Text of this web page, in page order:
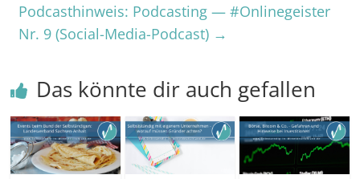
Podcasthinweis: Podcasting — #Onlinegeister
Nr. 9 (Social-Media-Podcast) →
Das könnte dir auch gefallen